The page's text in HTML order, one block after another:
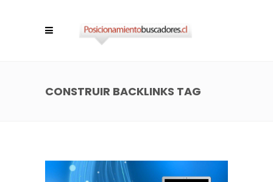
CONSTRUIR BACKLINKS TAG